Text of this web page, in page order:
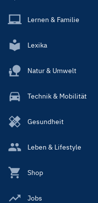
Lernen & Familie
Lexika
Natur & Umwelt
Technik & Mobilität
Gesundheit
Leben & Lifestyle
Shop
Jobs